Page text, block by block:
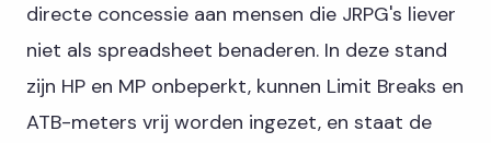
directe concessie aan mensen die JRPG's liever
niet als spreadsheet benaderen. In deze stand
zijn HP en MP onbeperkt, kunnen Limit Breaks en
ATB-meters vrij worden ingezet, en staat de